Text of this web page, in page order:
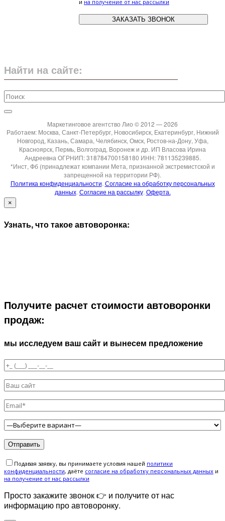
и на получение от нас рассылки
Найти на сайте:
Маркетинговое агентство Лио © 2012 — 2026
Работаем: Москва, Санкт-Петербург, Новосибирск, Екатеринбург, Нижний
Новгород, Казань, Самара, Челябинск, Омск, Ростов-на-Дону, Уфа,
Красноярск, Пермь, Волгоград, Воронеж и др. ИП Власова Ирина
Андреевна ОГРНИП: 318784700158180 ИНН: 781135239885.
*Инст, Фб (принадлежат компании Мета, признанной экстремистской и
запрещенной на территории РФ).
Политика конфиденциальности. Согласие на обработку персональных
данных. Согласие на рассылку. Оферта.
×
Узнать, что такое автоворонка:
Получите расчет стоимости автоворонки
продаж:
мы исследуем ваш сайт и вынесем предложение
Подавая заявку, вы принимаете условия нашей политики
конфиденциальности, даёте cогласие на обработку персональных данных и
на получение от нас рассылки
Просто закажите звонок 👉 и получите от нас
информацию про автоворонку.